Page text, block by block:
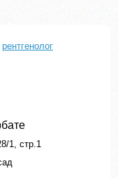
рентгенолог
1, стр.1